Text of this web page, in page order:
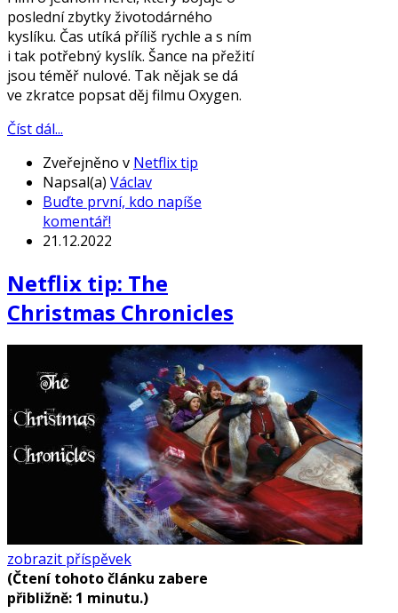
poslední zbytky životodárného
kyslíku. Čas utíká příliš rychle a s ním
i tak potřebný kyslík. Šance na přežití
jsou téměř nulové. Tak nějak se dá
ve zkratce popsat děj filmu Oxygen.
Číst dál...
Zveřejněno v Netflix tip
Napsal(a) Václav
Buďte první, kdo napíše
komentář!
21.12.2022
Netflix tip: The
Christmas Chronicles
zobrazit příspěvek
(Čtení tohoto článku zabere
přibližně: 1 minutu.)